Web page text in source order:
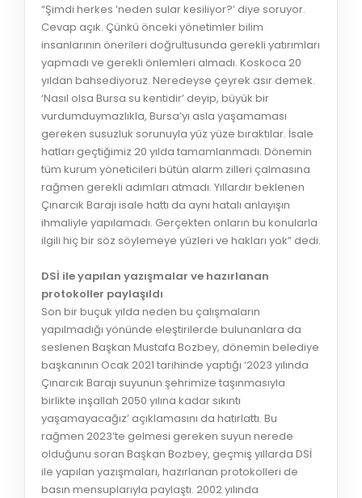
“Şimdi herkes ‘neden sular kesiliyor?’ diye soruyor.
Cevap açık. Çünkü önceki yönetimler bilim
insanlarının önerileri doğrultusunda gerekli yatırımları
yapmadı ve gerekli önlemleri almadı. Koskoca 20
yıldan bahsediyoruz. Neredeyse çeyrek asır demek.
‘Nasıl olsa Bursa su kentidir’ deyip, büyük bir
vurdumduymazlıkla, Bursa’yı asla yaşamaması
gereken susuzluk sorunuyla yüz yüze bıraktılar. İsale
hatları geçtiğimiz 20 yılda tamamlanmadı. Dönemin
tüm kurum yöneticileri bütün alarm zilleri çalmasına
rağmen gerekli adımları atmadı. Yıllardır beklenen
Çınarcık Barajı isale hattı da aynı hatalı anlayışın
ihmaliyle yapılamadı. Gerçekten onların bu konularla
ilgili hiç bir söz söylemeye yüzleri ve hakları yok” dedi.
DSİ ile yapılan yazışmalar ve hazırlanan
protokoller paylaşıldı
Son bir buçuk yılda neden bu çalışmaların
yapılmadığı yönünde eleştirilerde bulunanlara da
seslenen Başkan Mustafa Bozbey, dönemin belediye
başkanının Ocak 2021 tarihinde yaptığı ‘2023 yılında
Çınarcık Barajı suyunun şehrimize taşınmasıyla
birlikte inşallah 2050 yılına kadar sıkıntı
yaşamayacağız’ açıklamasını da hatırlattı. Bu
rağmen 2023’te gelmesi gereken suyun nerede
olduğunu soran Başkan Bozbey, geçmiş yıllarda DSİ
ile yapılan yazışmaları, hazırlanan protokolleri de
basın mensuplarıyla paylaştı. 2002 yılında